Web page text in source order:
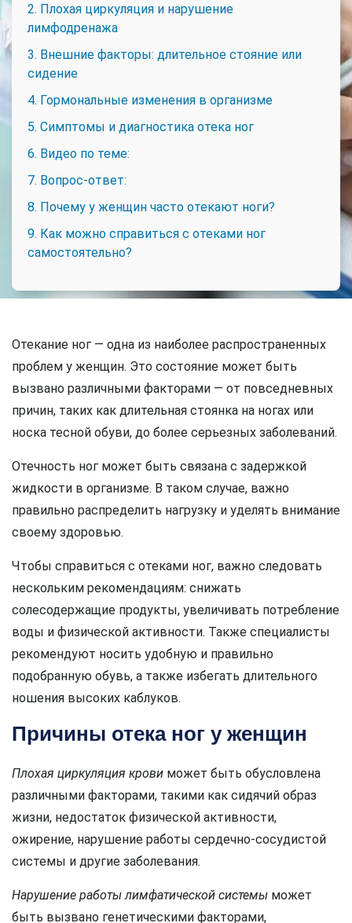
2. Плохая циркуляция и нарушение
лимфодренажа
3. Внешние факторы: длительное стояние или
сидение
4. Гормональные изменения в организме
5. Симптомы и диагностика отека ног
6. Видео по теме:
7. Вопрос-ответ:
8. Почему у женщин часто отекают ноги?
9. Как можно справиться с отеками ног
самостоятельно?
Отекание ног — одна из наиболее распространенных
проблем у женщин. Это состояние может быть
вызвано различными факторами — от повседневных
причин, таких как длительная стоянка на ногах или
носка тесной обуви, до более серьезных заболеваний.
Отечность ног может быть связана с задержкой
жидкости в организме. В таком случае, важно
правильно распределить нагрузку и уделять внимание
своему здоровью.
Чтобы справиться с отеками ног, важно следовать
нескольким рекомендациям: снижать
солесодержащие продукты, увеличивать потребление
воды и физической активности. Также специалисты
рекомендуют носить удобную и правильно
подобранную обувь, а также избегать длительного
ношения высоких каблуков.
Причины отека ног у женщин
Плохая циркуляция крови может быть обусловлена
различными факторами, такими как сидячий образ
жизни, недостаток физической активности,
ожирение, нарушение работы сердечно-сосудистой
системы и другие заболевания.
Нарушение работы лимфатической системы может
быть вызвано генетическими факторами,